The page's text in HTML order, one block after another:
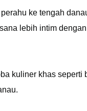
ke tengah
lebih intim
kuliner khas seperti